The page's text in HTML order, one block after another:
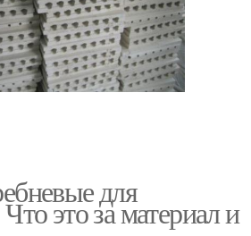
для
это за материал и